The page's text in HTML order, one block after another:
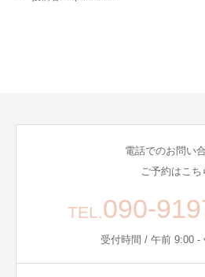
電話でのお問い
ご予約はこち
TEL.090-
受付時間 / 午前 9:00 -